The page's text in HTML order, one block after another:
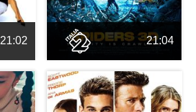
21:02 21:04